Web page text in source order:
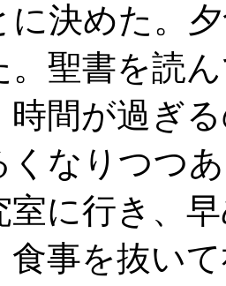
に決めた。
。聖書を読
時間が過ぎ
くなりつつ
室に行き、
食事を抜い